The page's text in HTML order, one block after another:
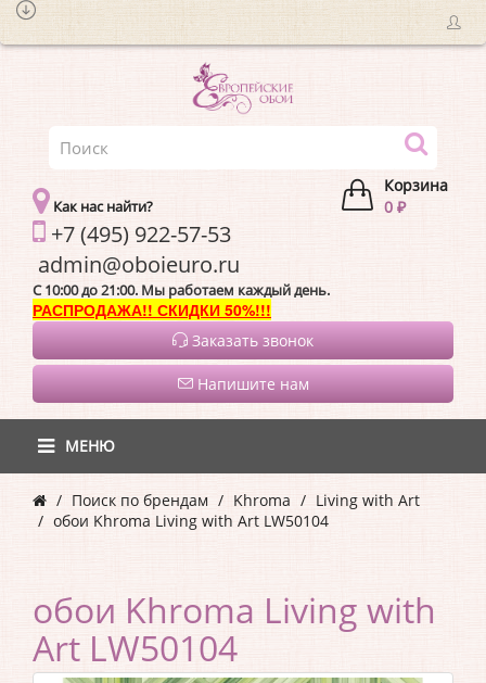
Корзина
0 ₽
Как нас найти?
+7 (495) 922-57-53
C 10:00 до 21:00. Мы работаем каждый день.
РАСПРОДАЖА!! СКИДКИ 50%!!!
Заказать звонок
Напишите нам
МЕНЮ
Поиск по брендам Khroma
Living with Art
обои Khroma Living with Art LW50104
обои Khroma Living with
Art LW50104